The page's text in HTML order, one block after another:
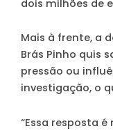
dois milhões de
Mais à frente, a
Brás Pinho quis
pressão ou
investigação, o
“Essa resposta